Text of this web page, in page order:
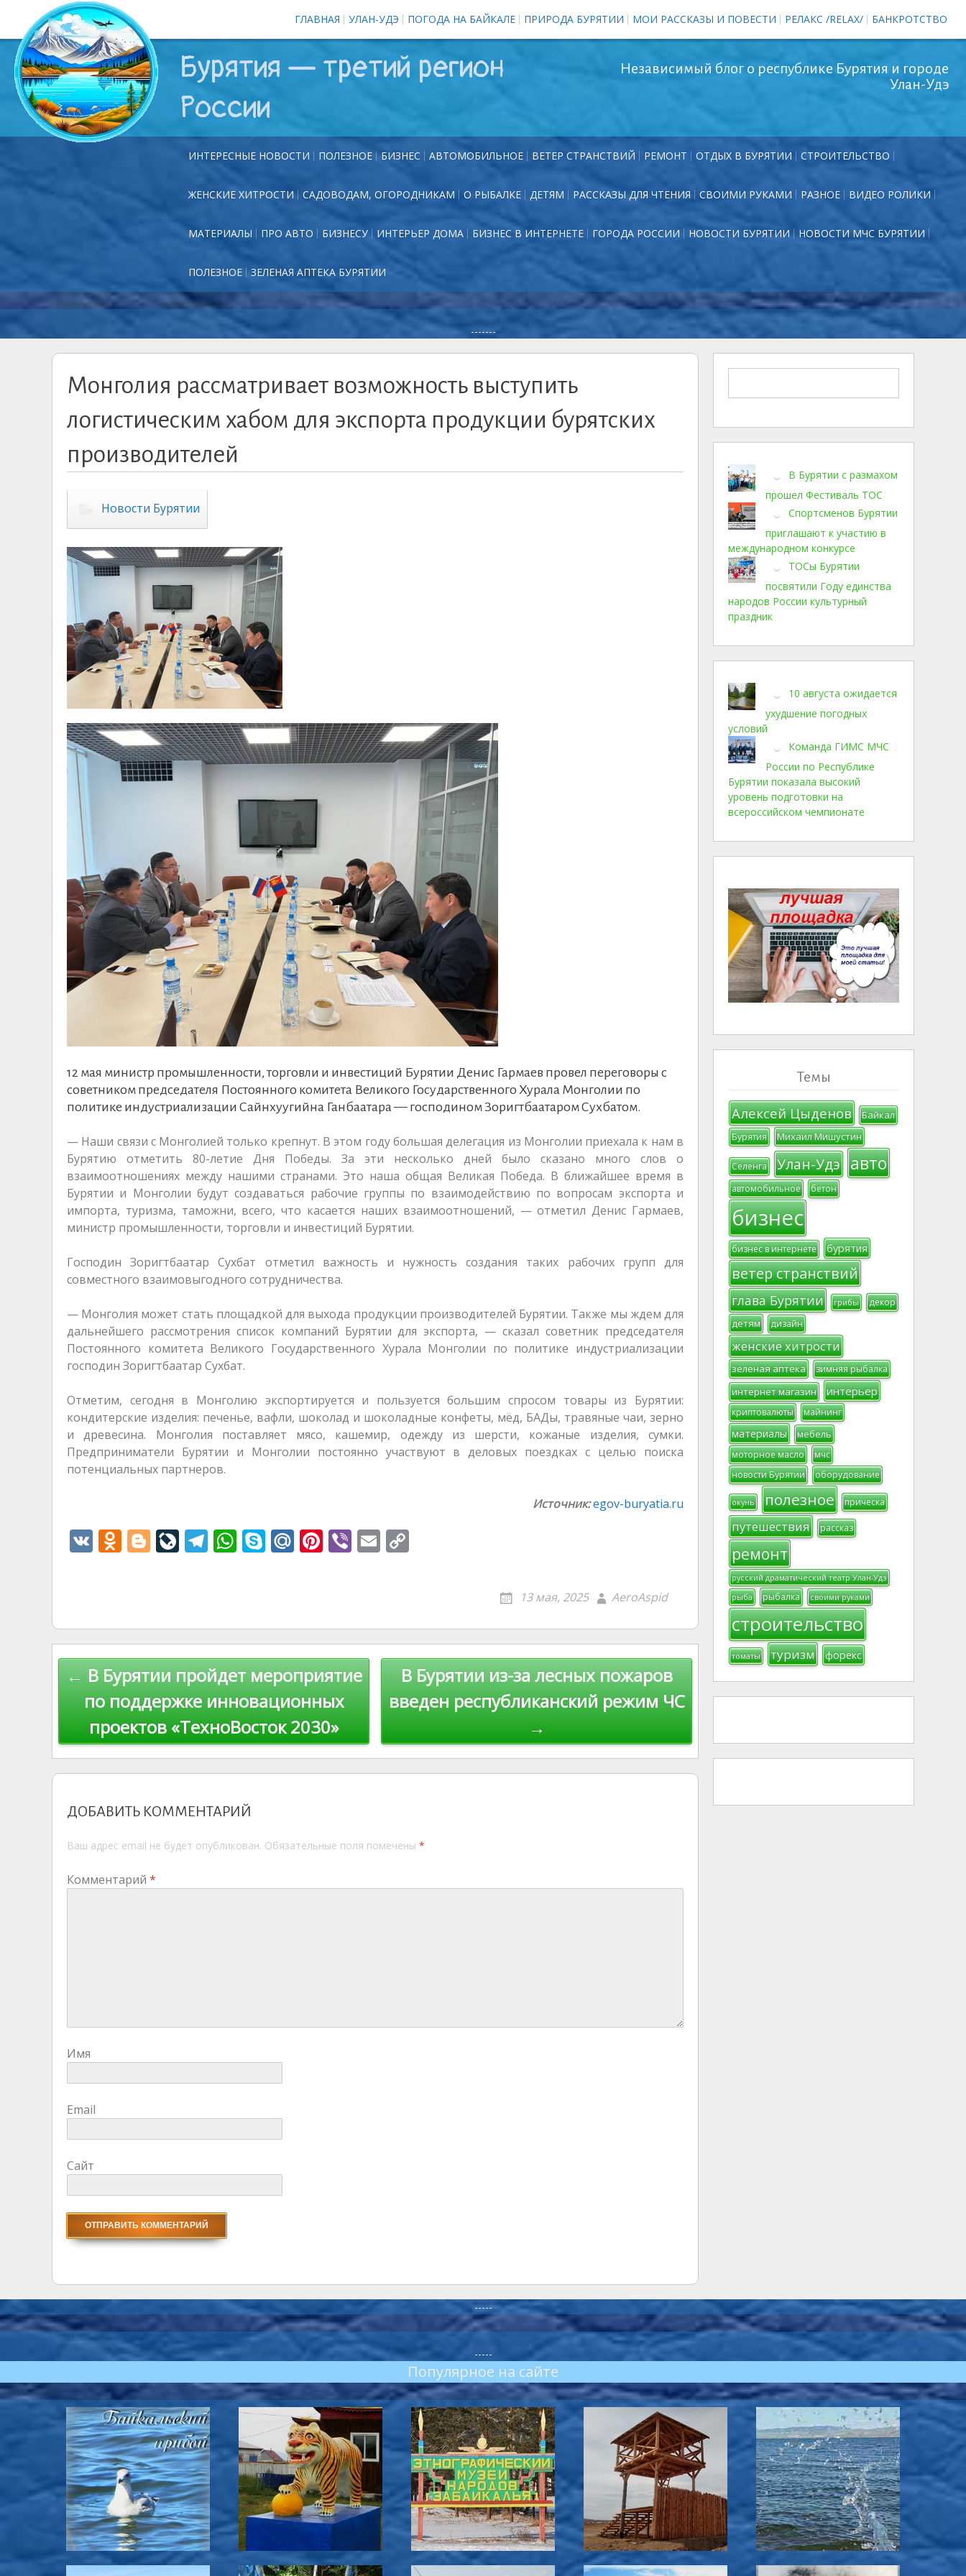
ГЛАВНАЯ УЛАН-УДЭ ПОГОДА НА БАЙКАЛЕ ПРИРОДА БУРЯТИИ МОИ РАССКАЗЫ И ПОВЕСТИ РЕЛАКС /RELAX/ БАНКРОТСТВО
Бурятия — третий регион
России
Независимый блог о республике Бурятия и городе
Улан-Удэ
ИНТЕРЕСНЫЕ НОВОСТИ ПОЛЕЗНОЕ БИЗНЕС АВТОМОБИЛЬНОЕ ВЕТЕР СТРАНСТВИЙ РЕМОНТ ОТДЫХ В БУРЯТИИ СТРОИТЕЛЬСТВО
ЖЕНСКИЕ ХИТРОСТИ САДОВОДАМ, ОГОРОДНИКАМ О РЫБАЛКЕ ДЕТЯМ РАССКАЗЫ ДЛЯ ЧТЕНИЯ СВОИМИ РУКАМИ РАЗНОЕ ВИДЕО РОЛИКИ
МАТЕРИАЛЫ ПРО АВТО БИЗНЕСУ ИНТЕРЬЕР ДОМА БИЗНЕС В ИНТЕРНЕТЕ ГОРОДА РОССИИ НОВОСТИ БУРЯТИИ НОВОСТИ МЧС БУРЯТИИ
ПОЛЕЗНОЕ ЗЕЛЕНАЯ АПТЕКА БУРЯТИИ
-------
Монголия рассматривает возможность выступить
логистическим хабом для экспорта продукции бурятских
производителей
Новости Бурятии
12 мая министр промышленности, торговли и инвестиций Бурятии Денис Гармаев провел переговоры с
советником председателя Постоянного комитета Великого Государственного Хурала Монголии по
политике индустриализации Сайнхуугийна Ганбаатара — господином Зоригтбаатаром Сухбатом.
— Наши связи с Монголией только крепнут. В этом году большая делегация из Монголии приехала к нам в
Бурятию отметить 80-летие Дня Победы. За эти несколько дней было сказано много слов о
взаимоотношениях между нашими странами. Это наша общая Великая Победа. В ближайшее время в
Бурятии и Монголии будут создаваться рабочие группы по взаимодействию по вопросам экспорта и
импорта, туризма, таможни, всего, что касается наших взаимоотношений, — отметил Денис Гармаев,
министр промышленности, торговли и инвестиций Бурятии.
Господин Зоригтбаатар Сухбат отметил важность и нужность создания таких рабочих групп для
совместного взаимовыгодного сотрудничества.
— Монголия может стать площадкой для выхода продукции производителей Бурятии. Также мы ждем для
дальнейшего рассмотрения список компаний Бурятии для экспорта, — сказал советник председателя
Постоянного комитета Великого Государственного Хурала Монголии по политике индустриализации
господин Зоригтбаатар Сухбат.
Отметим, cегодня в Монголию экспортируется и пользуется большим спросом товары из Бурятии:
кондитерские изделия: печенье, вафли, шоколад и шоколадные конфеты, мёд, БАДы, травяные чаи, зерно
и древесина. Монголия поставляет мясо, кашемир, одежду из шерсти, кожаные изделия, сумки.
Предприниматели Бурятии и Монголии постоянно участвуют в деловых поездках с целью поиска
потенциальных партнеров.
Источник:egov-buryatia.ru
V O
kl
as
s
ni
ki
Bl
er
Li
u
r
n
al
T
a
m
W
A
p
p
S
e
M
u
Pi
st
Vi E
Li
n
k
13 мая, 2025 AeroAspid
Навигация
по
записям
В Бурятии из-за лесных пожаров
введен республиканский режим ЧС
→
← В Бурятии пройдет мероприятие
по поддержке инновационных
проектов «ТехноВосток 2030»
ДОБАВИТЬ КОММЕНТАРИЙ
Ваш адрес email не будет опубликован. Обязательные поля помечены *
Комментарий *
Имя
Email
Сайт
В Бурятии с размахом
прошел Фестиваль ТОС
Спортсменов Бурятии
приглашают к участию в
международном конкурсе
ТОСы Бурятии
посвятили Году единства
народов России культурный
праздник
10 августа ожидается
ухудшение погодных
условий
Команда ГИМС МЧС
России по Республике
Бурятии показала высокий
уровень подготовки на
всероссийском чемпионате
Темы
Алексей Цыденов Байкал
Бурятия Михаил Мишустин
Селенга Улан-Удэ авто
автомобильное бетон
бизнес
бизнес в интернете бурятия
ветер странствий
глава Бурятии грибы декор
детям дизайн
женские хитрости
зеленая аптека зимняя рыбалка
интернет магазин интерьер
криптовалюты майнинг
материалы мебель
моторное масло
мчс
новости Бурятии
оборудование
окунь полезное прическа
путешествия рассказ
ремонт
русский драматический театр Улан-Удэ
рыба
рыбалка своими руками
строительство
томаты туризм форекс
-----
-----
Популярное на сайте